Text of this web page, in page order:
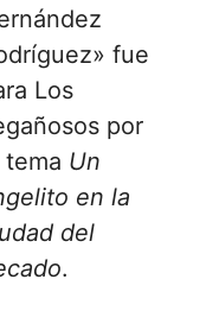
fue
Los
por
tema Un
en la
del
.